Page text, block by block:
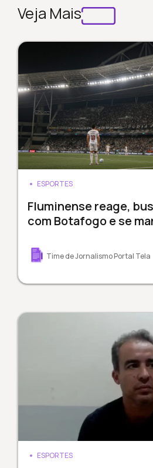
Veja Mais
ESPORTES
Fluminense reage,
com Botafogo e se
Time de Jornalismo Portal Tela
ESPORTES